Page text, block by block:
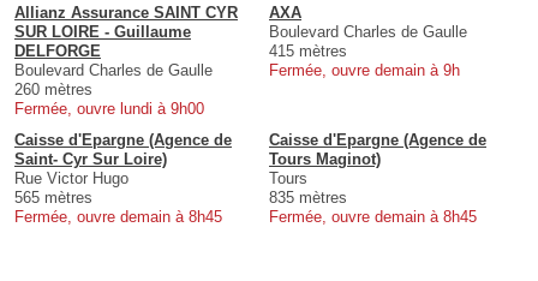
Allianz Assurance SAINT CYR
SUR LOIRE - Guillaume
DELFORGE
Boulevard Charles de Gaulle
260 mètres
Fermée, ouvre lundi à 9h00
AXA
Boulevard Charles de Gaulle
415 mètres
Fermée, ouvre demain à 9h
Caisse d'Epargne (Agence de
Saint- Cyr Sur Loire)
Rue Victor Hugo
565 mètres
Fermée, ouvre demain à 8h45
Caisse d'Epargne (Agence de
Tours Maginot)
Tours
835 mètres
Fermée, ouvre demain à 8h45